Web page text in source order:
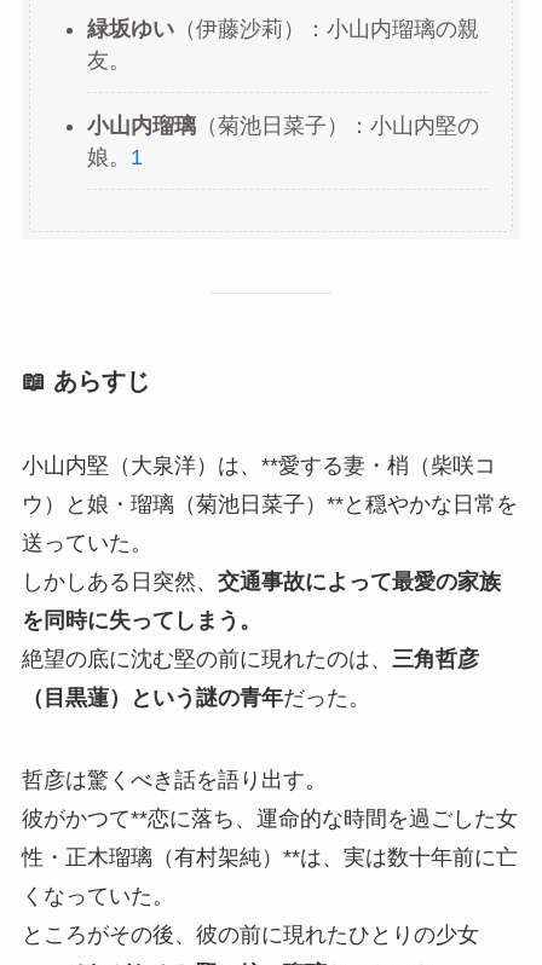
緑坂ゆい（伊藤沙莉）：小山内瑠璃の親
友。
小山内瑠璃（菊池日菜子）：小山内堅の
娘。 1
📖 あらすじ
小山内堅（大泉洋）は、**愛する妻・梢（柴咲コ
ウ）と娘・瑠璃（菊池日菜子）**と穏やかな日常を
送っていた。
しかしある日突然、 交通事故によって最愛の家族
を同時に失ってしまう。
絶望の底に沈む堅の前に現れたのは、 三角哲彦
（目黒蓮）という謎の青年だった。
哲彦は驚くべき話を語り出す。
彼がかつて**恋に落ち、運命的な時間を過ごした女
性・正木瑠璃（有村架純）**は、実は数十年前に亡
くなっていた。
ところがその後、彼の前に現れたひとりの少女